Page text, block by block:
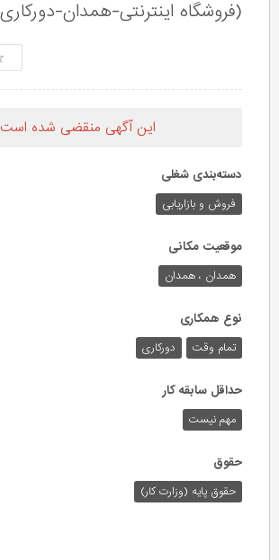
(فروشگاه اینترنتی-همدان-
این آگهی منقضی شده است
دسته‌بندی شغلی
فروش و بازاریابی
موقعیت مکانی
همدان ، همدان
نوع همکاری
تمام وقت دورکاری
حداقل سابقه کار
مهم نیست
حقوق
حقوق پایه (وزارت کار)